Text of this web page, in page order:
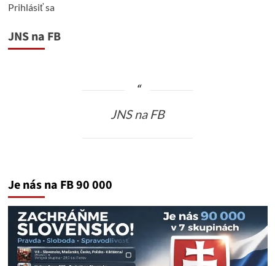
Prihlásiť sa
JNS na FB
JNS na FB
Je nás na FB 90 000